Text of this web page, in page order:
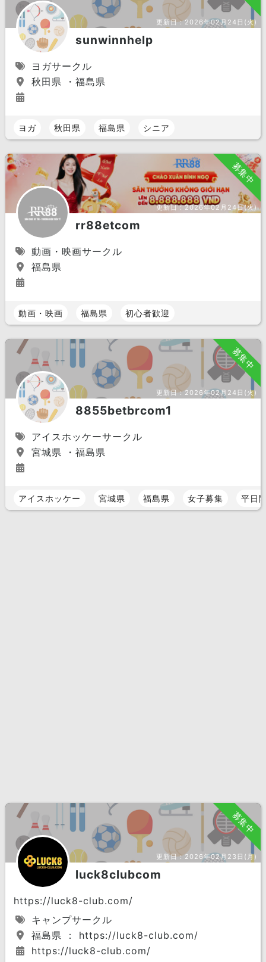
更新日：2026年02月24日(火)
sunwinnhelp
ヨガサークル
秋田県 ・福島県
ヨガ 秋田県 福島県 シニア
募集中
更新日：2026年02月24日(火)
rr88etcom
動画・映画サークル
福島県
動画・映画 福島県 初心者歓迎
募集中
更新日：2026年02月24日(火)
8855betbrcom1
アイスホッケーサークル
宮城県 ・福島県
アイスホッケー 宮城県 福島県 女子募集 平日
募集中
更新日：2026年02月23日(月)
luck8clubcom
https://luck8-club.com/
キャンプサークル
福島県 ： https://luck8-club.com/
https://luck8-club.com/